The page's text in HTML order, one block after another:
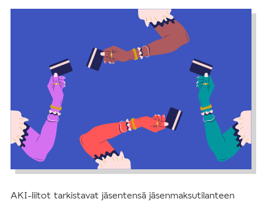
AKI-liitot tarkistavat jäsentensä jäsenmaksutilanteen